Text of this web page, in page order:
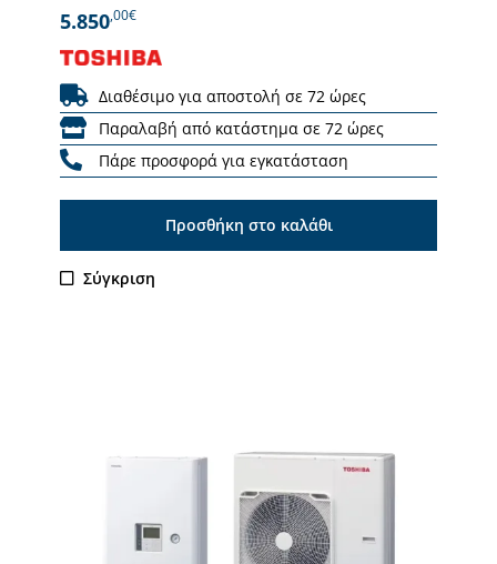
5.850,00€
Διαθέσιμο για αποστολή σε 72 ώρες
Παραλαβή από κατάστημα σε 72 ώρες
Πάρε προσφορά για εγκατάσταση
Προσθήκη στο καλάθι
Σύγκριση